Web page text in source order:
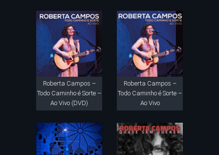
Roberta Campos –
Todo Caminho é Sorte –
Ao Vivo (DVD)
Roberta Campos –
Todo Caminho é Sorte –
Ao Vivo